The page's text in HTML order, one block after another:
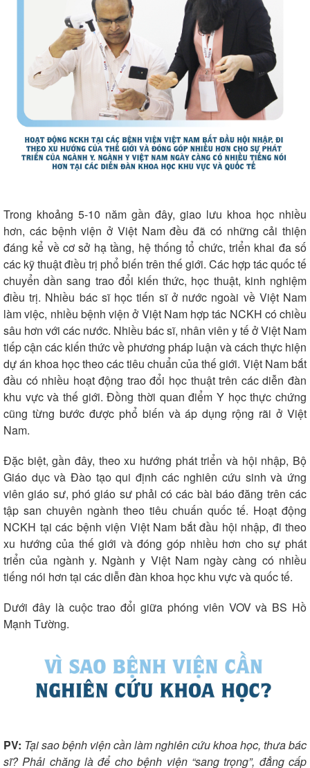
Kinh tế
Bất động sản
Thị trường
Giá vàng
Tỷ giá
Trong khoảng 5-10 năm gần đây, giao lưu khoa học nhiều
hơn, các bệnh viện ở Việt Nam đều đã có những cải thiện
đáng kể về cơ sở hạ tầng, hệ thống tổ chức, triển khai đa số
các kỹ thuật điều trị phổ biến trên thế giới. Các hợp tác quốc tế
chuyển dần sang trao đổi kiến thức, học thuật, kinh nghiệm
điều trị. Nhiều bác sĩ học tiến sĩ ở nước ngoài về Việt Nam
làm việc, nhiều bệnh viện ở Việt Nam hợp tác NCKH có chiều
sâu hơn với các nước. Nhiều bác sĩ, nhân viên y tế ở Việt Nam
tiếp cận các kiến thức về phương pháp luận và cách thực hiện
dự án khoa học theo các tiêu chuẩn của thế giới. Việt Nam bắt
đầu có nhiều hoạt động trao đổi học thuật trên các diễn đàn
khu vực và thế giới. Đồng thời quan điểm Y học thực chứng
cũng từng bước được phổ biến và áp dụng rộng rãi ở Việt
Nam.
Đặc biệt, gần đây, theo xu hướng phát triển và hội nhập, Bộ
Giáo dục và Đào tạo qui định các nghiên cứu sinh và ứng
viên giáo sư, phó giáo sư phải có các bài báo đăng trên các
tập san chuyên ngành theo tiêu chuấn quốc tế. Hoạt động
NCKH tại các bệnh viện Việt Nam bắt đầu hội nhập, đi theo
xu hướng của thế giới và đóng góp nhiều hơn cho sự phát
triển của ngành y. Ngành y Việt Nam ngày càng có nhiều
tiếng nói hơn tại các diễn đàn khoa học khu vực và quốc tế.
Dưới đây là cuộc trao đổi giữa phóng viên VOV và BS Hồ
Mạnh Tường.
PV: Tại sao bệnh viện cần làm nghiên cứu khoa học, thưa bác
sĩ? Phải chăng là để cho bệnh viện “sang trọng”, đẳng cấp